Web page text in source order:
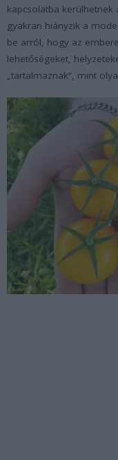
kapcsolatba
gyakran hiányzik a
be arról, hogy az
lehetőségeket,
„tartalmaznak”, mint